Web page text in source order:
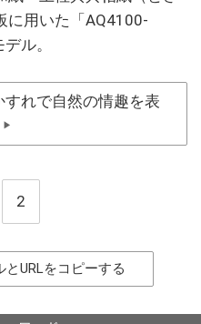
に用いた「AQ4100-
ル。
すれで自然の情趣を表
▶
2
URLをコピーする